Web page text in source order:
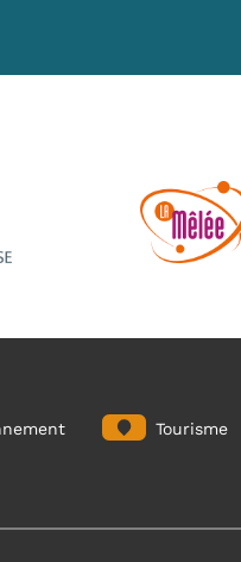
Tourisme